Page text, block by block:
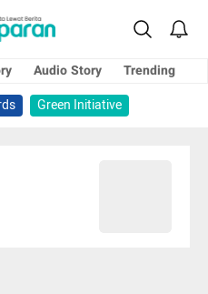
Audio Story
Trending
Green Initiative